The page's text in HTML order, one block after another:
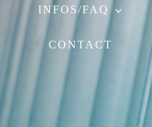
INFOS/FAQ
CONTACT